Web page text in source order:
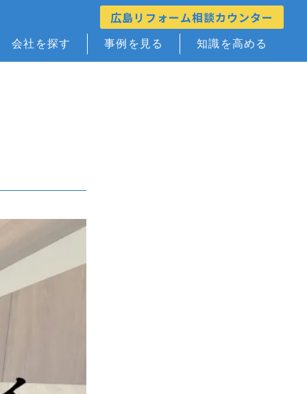
会社を探す 事例を見る 知識を高める
広島リフォーム相談カウンター